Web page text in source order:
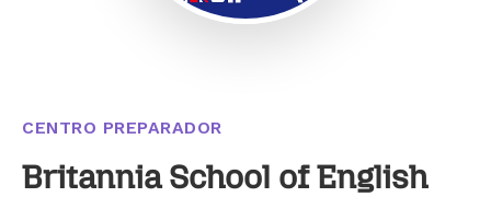
CENTRO PREPARADOR
Britannia School of English